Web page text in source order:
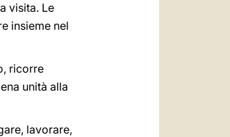
visita. Le
insieme nel
ricorre
unità alla
lavorare,